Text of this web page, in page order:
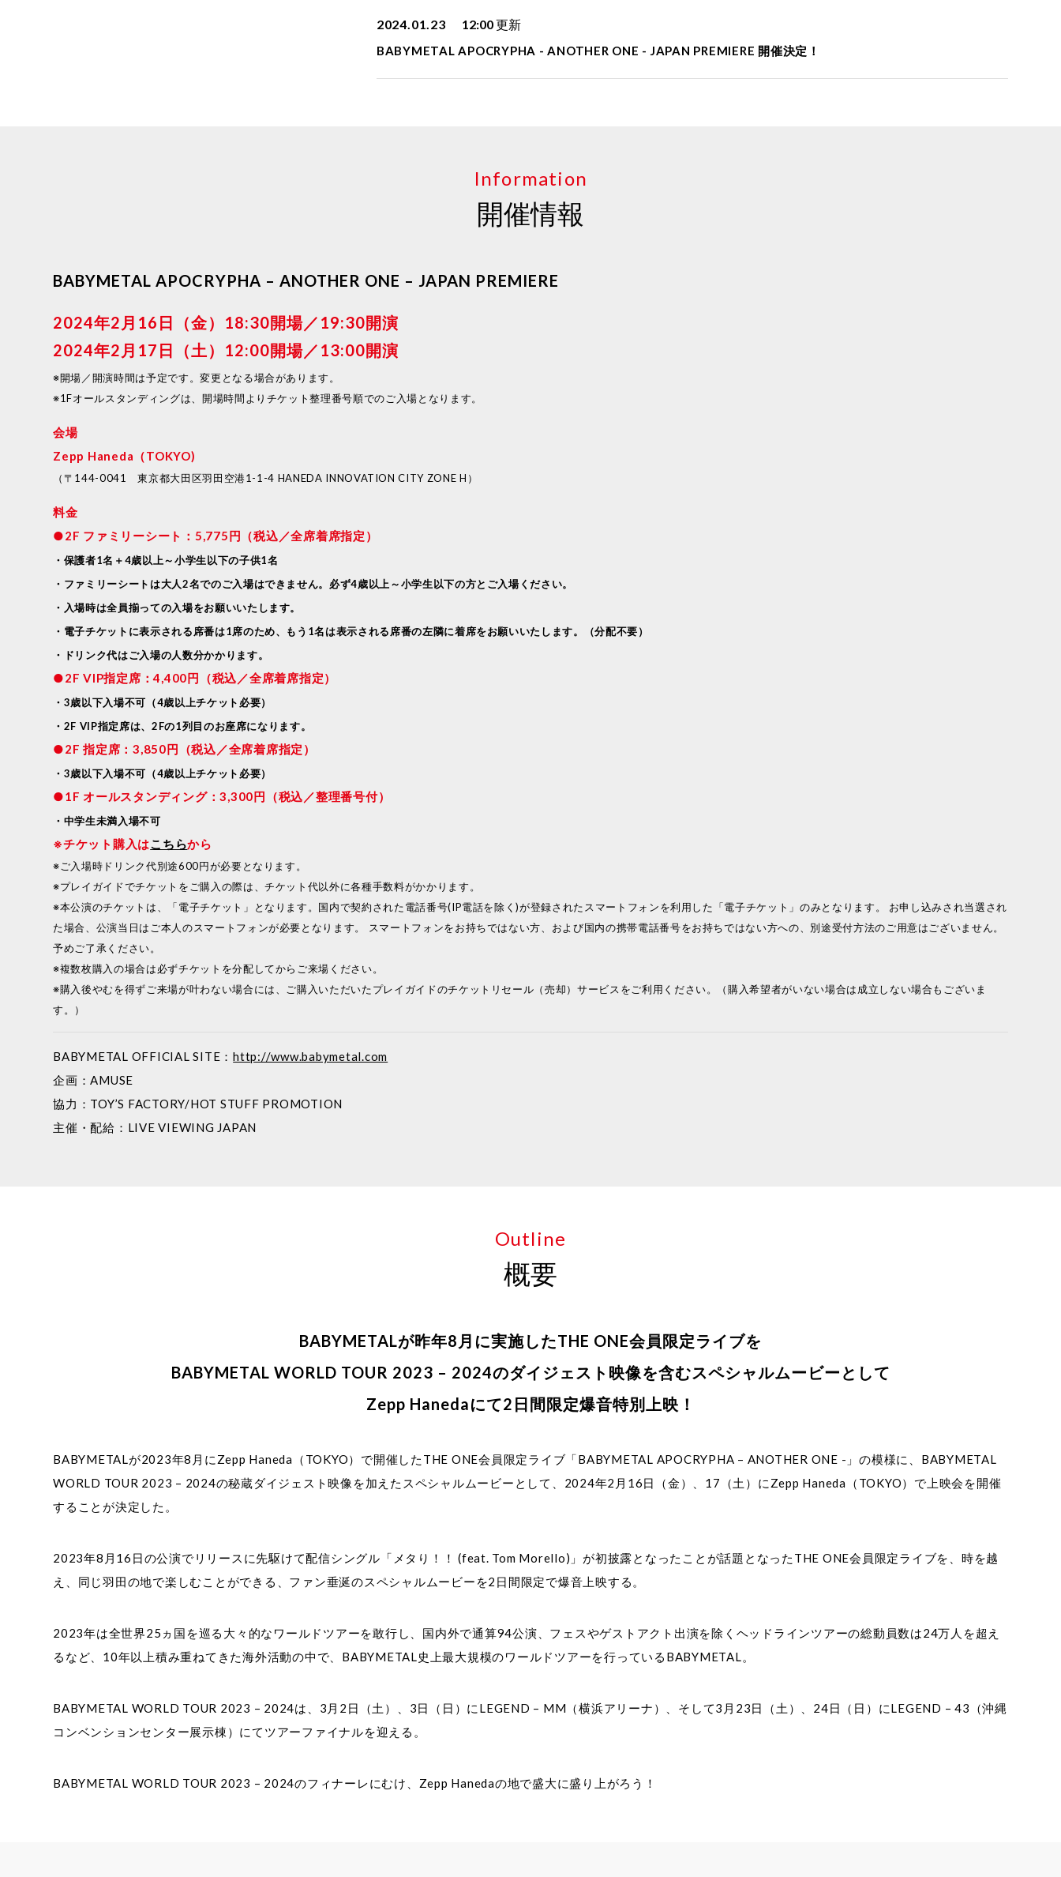
2024.01.23 12:00更新
BABYMETAL APOCRYPHA - ANOTHER ONE - JAPAN PREMIERE 開催決定！
Information
開催情報
BABYMETAL APOCRYPHA – ANOTHER ONE – JAPAN PREMIERE
2024年2月16日（金）18:30開場／19:30開演
2024年2月17日（土）12:00開場／13:00開演
※開場／開演時間は予定です。変更となる場合があります。
※1Fオールスタンディングは、開場時間よりチケット整理番号順でのご入場となります。
会場
Zepp Haneda（TOKYO)
（〒144-0041 東京都大田区羽田空港1-1-4 HANEDA INNOVATION CITY ZONE H）
料金
●2F ファミリーシート：5,775円（税込／全席着席指定）
・保護者1名＋4歳以上～小学生以下の子供1名
・ファミリーシートは大人2名でのご入場はできません。必ず4歳以上～小学生以下の方とご入場ください。
・入場時は全員揃っての入場をお願いいたします。
・電子チケットに表示される席番は1席のため、もう1名は表示される席番の左隣に着席をお願いいたします。（分配不要）
・ドリンク代はご入場の人数分かかります。
●2F VIP指定席：4,400円（税込／全席着席指定）
・3歳以下入場不可（4歳以上チケット必要）
・2F VIP指定席は、2Fの1列目のお座席になります。
●2F 指定席：3,850円（税込／全席着席指定）
・3歳以下入場不可（4歳以上チケット必要）
●1F オールスタンディング：3,300円（税込／整理番号付）
・中学生未満入場不可
※チケット購入はこちらから
※ご入場時ドリンク代別途600円が必要となります。
※プレイガイドでチケットをご購入の際は、チケット代以外に各種手数料がかかります。
※本公演のチケットは、「電子チケット」となります。国内で契約された電話番号(IP電話を除く)が登録されたスマートフォンを利用した「電子チケット」のみとなります。 お申し込みされ当選され
た場合、公演当日はご本人のスマートフォンが必要となります。 スマートフォンをお持ちではない方、および国内の携帯電話番号をお持ちではない方への、別途受付方法のご用意はございません。
予めご了承ください。
※複数枚購入の場合は必ずチケットを分配してからご来場ください。
※購入後やむを得ずご来場が叶わない場合には、ご購入いただいたプレイガイドのチケットリセール（売却）サービスをご利用ください。（購入希望者がいない場合は成立しない場合もございま
す。）
BABYMETAL OFFICIAL SITE：http://www.babymetal.com
企画：AMUSE
協力：TOY’S FACTORY/HOT STUFF PROMOTION
主催・配給：LIVE VIEWING JAPAN
Outline
概要
BABYMETALが昨年8月に実施したTHE ONE会員限定ライブを
BABYMETAL WORLD TOUR 2023 – 2024のダイジェスト映像を含むスペシャルムービーとして
Zepp Hanedaにて2日間限定爆音特別上映！
BABYMETALが2023年8月にZepp Haneda（TOKYO）で開催したTHE ONE会員限定ライブ「BABYMETAL APOCRYPHA – ANOTHER ONE -」の模様に、BABYMETAL
WORLD TOUR 2023 – 2024の秘蔵ダイジェスト映像を加えたスペシャルムービーとして、2024年2月16日（金）、17（土）にZepp Haneda（TOKYO）で上映会を開催
することが決定した。
2023年8月16日の公演でリリースに先駆けて配信シングル「メタり！！ (feat. Tom Morello)」が初披露となったことが話題となったTHE ONE会員限定ライブを、時を越
え、同じ羽田の地で楽しむことができる、ファン垂涎のスペシャルムービーを2日間限定で爆音上映する。
2023年は全世界25ヵ国を巡る大々的なワールドツアーを敢行し、国内外で通算94公演、フェスやゲストアクト出演を除くヘッドラインツアーの総動員数は24万人を超え
るなど、10年以上積み重ねてきた海外活動の中で、BABYMETAL史上最大規模のワールドツアーを行っているBABYMETAL。
BABYMETAL WORLD TOUR 2023 – 2024は、3月2日（土）、3日（日）にLEGEND – MM（横浜アリーナ）、そして3月23日（土）、24日（日）にLEGEND – 43（沖縄
コンベンションセンター展示棟）にてツアーファイナルを迎える。
BABYMETAL WORLD TOUR 2023 – 2024のフィナーレにむけ、Zepp Hanedaの地で盛大に盛り上がろう！